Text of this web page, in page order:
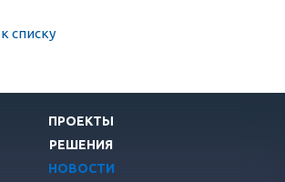
списку
ПРОЕКТЫ
РЕШЕНИЯ
НОВОСТИ